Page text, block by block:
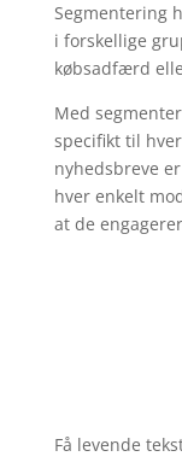
Segmentering
i forskellige
købsadfærd
Med
specifikt til
nyhedsbreve
hver enkelt
at de
Få levende